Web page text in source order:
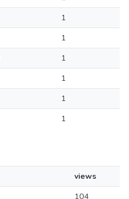
1
1
1
1
1
1
views
104